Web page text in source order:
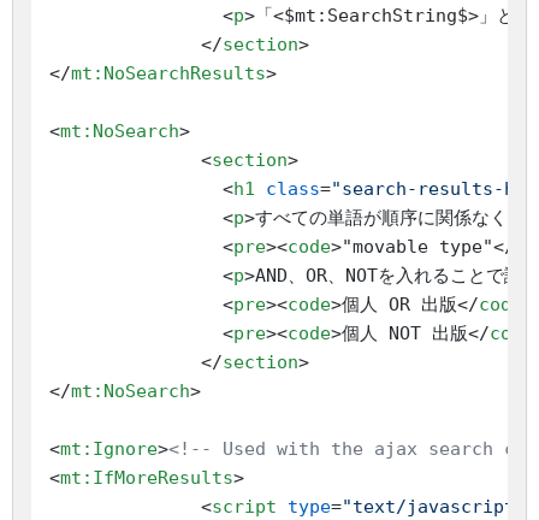
<p> 「<$mt:SearchString$>」と一
</section>
</mt:NoSearchResults>
<mt:NoSearch>
<section>
<h1 class="search-results-
<p>すべての単語が順序に関係なく検
<pre><code>"movable type"</
<p>AND、OR、NOTを入れることで
<pre><code>個人 OR 出版</code
<pre><code>個人 NOT 出版</code
</section>
</mt:NoSearch>
<mt:Ignore><!-- Used with the ajax search
<mt:IfMoreResults>
<script type="text/javascript"